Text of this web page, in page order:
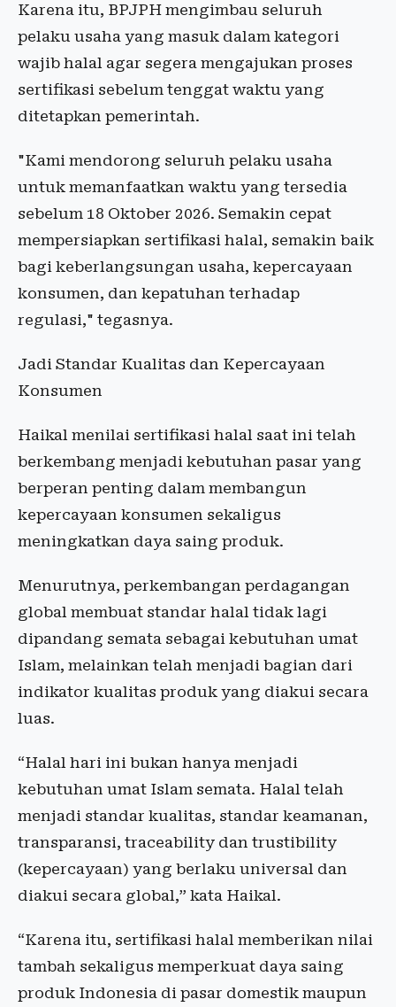
Karena itu, BPJPH mengimbau seluruh
pelaku usaha yang masuk dalam kategori
wajib halal agar segera mengajukan proses
sertifikasi sebelum tenggat waktu yang
ditetapkan pemerintah.
"Kami mendorong seluruh pelaku usaha
untuk memanfaatkan waktu yang tersedia
sebelum 18 Oktober 2026. Semakin cepat
mempersiapkan sertifikasi halal, semakin baik
bagi keberlangsungan usaha, kepercayaan
konsumen, dan kepatuhan terhadap
regulasi," tegasnya.
Jadi Standar Kualitas dan Kepercayaan
Konsumen
Haikal menilai sertifikasi halal saat ini telah
berkembang menjadi kebutuhan pasar yang
berperan penting dalam membangun
kepercayaan konsumen sekaligus
meningkatkan daya saing produk.
Menurutnya, perkembangan perdagangan
global membuat standar halal tidak lagi
dipandang semata sebagai kebutuhan umat
Islam, melainkan telah menjadi bagian dari
indikator kualitas produk yang diakui secara
luas.
“Halal hari ini bukan hanya menjadi
kebutuhan umat Islam semata. Halal telah
menjadi standar kualitas, standar keamanan,
transparansi, traceability dan trustibility
(kepercayaan) yang berlaku universal dan
diakui secara global,” kata Haikal.
“Karena itu, sertifikasi halal memberikan nilai
tambah sekaligus memperkuat daya saing
produk Indonesia di pasar domestik maupun